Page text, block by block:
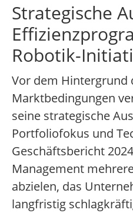
Strategische
Robotik-
Vor dem Hintergrund
Marktbedingungen
seine strategische
Portfoliofokus und
Geschäftsbericht
Management
abzielen, das
langfristig